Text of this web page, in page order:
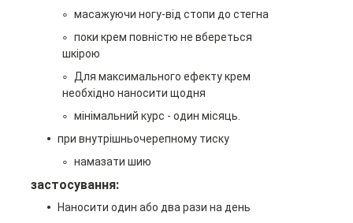
масажуючи ногу-від стопи до стегна
поки крем повністю не вбереться
шкірою
Для максимального ефекту крем
необхідно наносити щодня
мінімальний курс - один місяць.
при внутрішньочерепному тиску
намазати шию
застосування:
Наносити один або два рази на день